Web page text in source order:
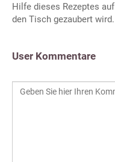
Hilfe dieses Rezeptes auf
den Tisch gezaubert wird.
User Kommentare